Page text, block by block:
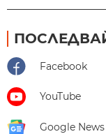
Facebook
YouTube
Google News